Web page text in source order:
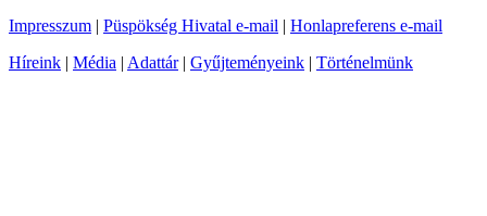
Impresszum | Püspökség Hivatal e-mail | Honlapreferens e-mail
Híreink | Média | Adattár| Gyűjteményeink | Történelmünk